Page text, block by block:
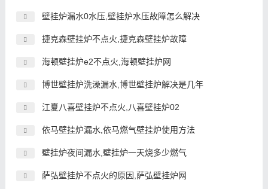
壁挂炉漏水0水压,壁挂炉水压故障怎么解决
捷克森壁挂炉不点火,捷克森壁挂炉故障
海顿壁挂炉e2不点火,海顿壁挂炉网
博世壁挂炉洗澡漏水,博世壁挂炉解决是几年
江夏八喜壁挂炉不点火,八喜壁挂炉02
依马壁挂炉漏水,依马燃气壁挂炉使用方法
壁挂炉夜间漏水,壁挂炉一天烧多少燃气
萨弘壁挂炉不点火的原因,萨弘壁挂炉网